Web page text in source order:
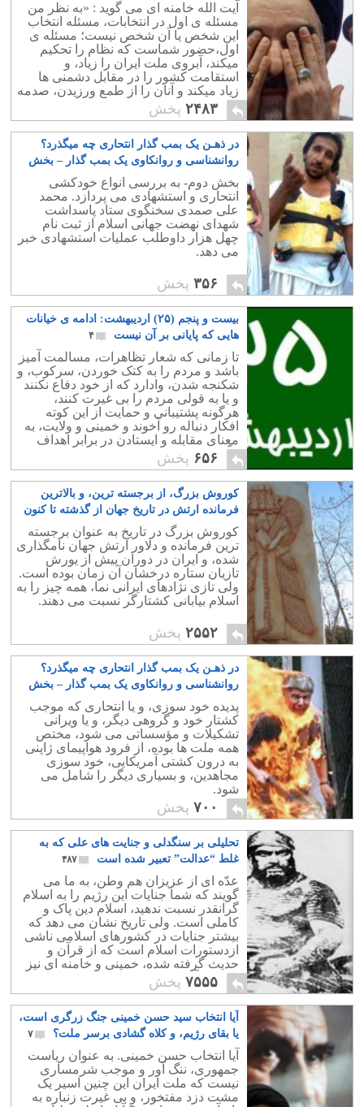
آیت الله خامنه ای می گوید : «به نظر من
مسئله ی اول در انتخابات، مسئله انتخاب
این شخص یا آن شخص نیست؛ مسئله ی
اول،حضور شماست که نظام را تحکیم
میکند، آبروی ملت ایران را زیاد، و
استقامت کشور را در مقابل دشمنی ها
زیاد میکند و آنان را از طمع ورزیدن، صدمه
و ضربه زدن به کشور، و فساد و فتنه
منصرف میکند."
۲۴۸۳ پخش
در ذهـن یک بمب گذار انتحاری چه میگذرد؟
روانشناسی و روانکاوی یک بمب گذار – بخش
دوم
بخش دوم- به بررسی انواع خودکشی
انتحاری و استشهادی می پردازد. محمد
علی صمدی سخنگوی ستاد پاسداشت
شهدای نهضت جهانی اسلام از ثبت نام
چهل هزار داوطلب عملیات استشهادی خبر
می دهد.
۳۵۶ پخش
بیست و پنجم (۲۵) اردیبهشت: ادامه ی خیانات
هایی که پایانی بر آن نیست
۴
تا زمانی که شعار تظاهرات، مسالمت آمیز
باشد و مردم را به کتک خوردن، سرکوب، و
شکنجه شدن، وادارد که از خود دفاع نکنند
و یا به قولی مردم را بی غیرت کنند،
هرگونه پشتیبانی و حمایت از این کوته
افکار دنباله رو آخوند و خمینی و ولایت، به
معنای مقابله و ایستادن در برابر اهداف
ملّی، و خیانت به مردم و کشور است.
۶۵۶ پخش
کوروش بزرگ، از برجسته ترین، و بالاترین
فرمانده ارتش در تاریخ جهان از گذشته تا کنون
کوروش بزرگ در تاریخ به عنوان برجسته
ترین فرمانده و دلاور ارتش جهان نامگذاری
شده، و ایران در دوران پیش از یورش
تازیان ستاره درخشان آن زمان بوده است.
ولی تازی نژادهای ایرانی نما، همه چیز را به
اسلام بیابانی کشتارگر نسبت می دهند.
۲۵۵۲ پخش
در ذهـن یک بمب گذار انتحاری چه میگذرد؟
روانشناسی و روانکاوی یک بمب گذار – بخش
پدیده خود سوزی، و یا انتحاری که موجب
کشتار خود و گروهی دیگر، و یا ویرانی
تشکیلات و مؤسساتی می شود، مختص
همه ملت ها بوده، از فرود هواپیمای ژاپنی
به درون کشتی آمریکایی، خود سوزی
مجاهدین، و بسیاری دیگر را شامل می
شود.
۷۰۰ پخش
تحلیلی بر سنگدلی و جنایت های علی که به
غلط “عدالت” تعبیر شده است
۴۸۷
عدّه ای از عزیزان هم وطن، به ما می
گویند که شما جنایات این رژیم را به اسلام
گرانقدر نسبت ندهید، اسلام دین پاک و
کاملی است. ولی تاریخ نشان می دهد که
بیشتر جنایات در کشورهای اسلامی ناشی
ازدستورات اسلام است که از قرآن و
حدیث گرفته شده، خمینی و خامنه ای نیز
تا کنون آن را به شدت اجراء کرده اند.
۷۵۵۵ پخش
آیا انتخاب سید حسن خمینی جنگ زرگری است،
یا بقای رژیم، و کلاه گشادی برسر ملت؟
۷
آیا انتخاب حسن خمینی. به عنوان ریاست
جمهوری، ننگ آور و موجب شرمساری
نیست که ملت ایران این چنین اسیر یک
مشت دزد مفتخور، و بی غیرت زنباره به